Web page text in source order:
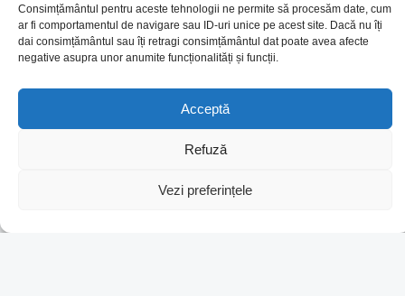
Consimțământul pentru aceste tehnologii ne permite să procesăm date, cum
ar fi comportamentul de navigare sau ID-uri unice pe acest site. Dacă nu îți
dai consimțământul sau îți retragi consimțământul dat poate avea afecte
negative asupra unor anumite funcționalități și funcții.
Acceptă
Refuză
Vezi preferințele
Vrei sa verificam
configuratia?